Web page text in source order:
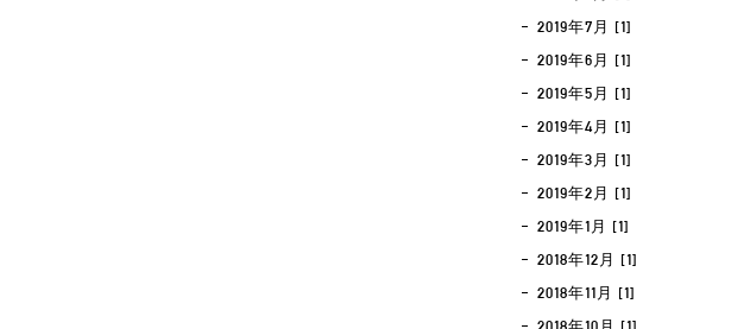
2019年7月 [1]
2019年6月 [1]
2019年5月 [1]
2019年4月 [1]
2019年3月 [1]
2019年2月 [1]
2019年1月 [1]
2018年12月 [1]
2018年11月 [1]